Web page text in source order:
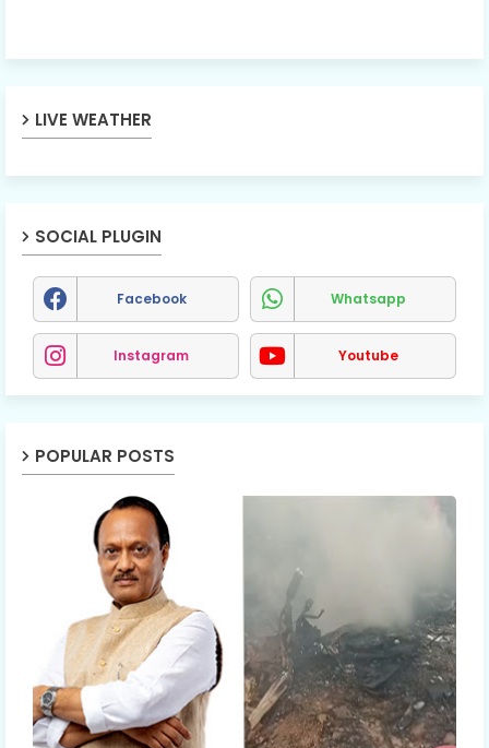
LIVE WEATHER
SOCIAL PLUGIN
Facebook Whatsapp
Instagram Youtube
POPULAR POSTS